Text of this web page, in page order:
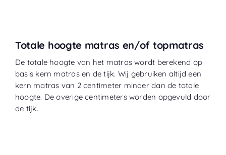
Totale hoogte matras en/of topmatras
De totale hoogte van het matras wordt berekend op
basis kern matras en de tijk. Wij gebruiken altijd een
kern matras van 2 centimeter minder dan de totale
hoogte. De overige centimeters worden opgevuld door
de tijk.